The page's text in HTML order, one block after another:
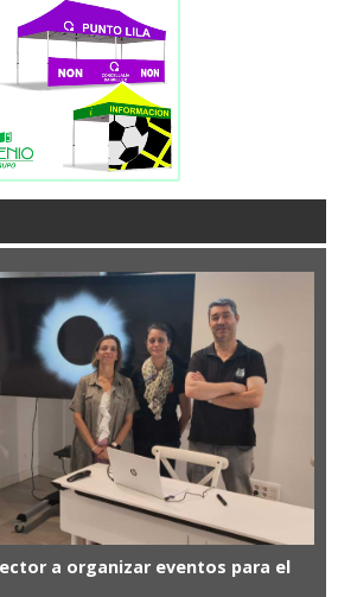
a organizar eventos para el